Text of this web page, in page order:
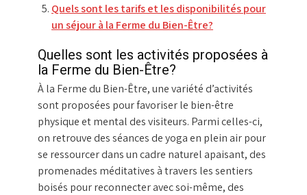
Quels sont les tarifs et les disponibilités pour
un séjour à la Ferme du Bien-Être?
Quelles sont les activités proposées à
la Ferme du Bien-Être?
À la Ferme du Bien-Être, une variété d’activités
sont proposées pour favoriser le bien-être
physique et mental des visiteurs. Parmi celles-ci,
on retrouve des séances de yoga en plein air pour
se ressourcer dans un cadre naturel apaisant, des
promenades méditatives à travers les sentiers
boisés pour reconnecter avec soi-même, des